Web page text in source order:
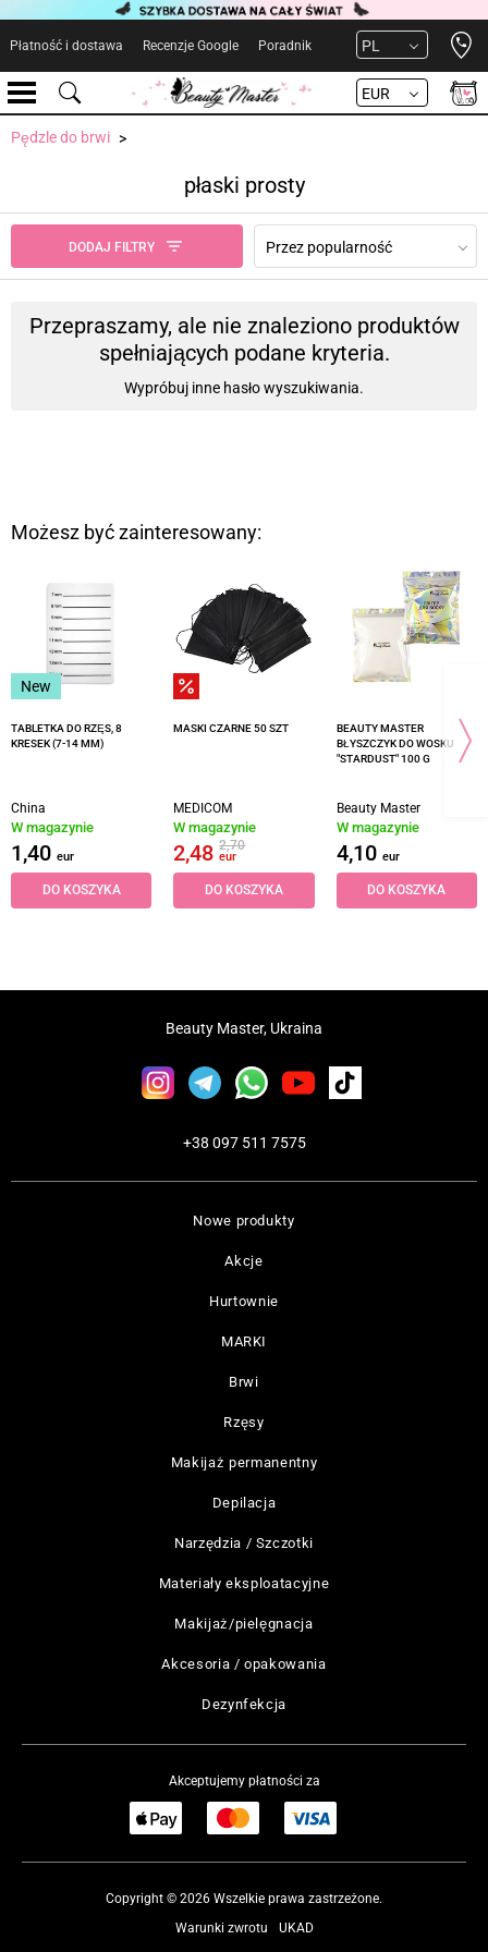
Płatność i dostawa Recenzje Google Poradnik PL
EUR
Pędzle do brwi
płaski prosty
DODAJ FILTRY Przez popularność
Przepraszamy, ale nie znaleziono produktów
spełniających podane kryteria.
Wypróbuj inne hasło wyszukiwania.
Możesz być zainteresowany:
New
TABLETKA DO RZĘS, 8
KRESEK (7-14 MM)
China
W magazynie
1,40 eur
DO KOSZYKA
MASKI CZARNE 50 SZT
MEDICOM
W magazynie
2,482,70
eur
DO KOSZYKA
BEAUTY MASTER
BŁYSZCZYK DO WOSKU
"STARDUST" 100 G
Beauty Master
W magazynie
4,10 eur
DO KOSZYKA
Nowe produkty
Akcje
Hurtownie
MARKI
Brwi
Rzęsy
Makijaż permanentny
Depilacja
Narzędzia / Szczotki
Materiały eksploatacyjne
Makijaż/pielęgnacja
Akcesoria / opakowania
Dezynfekcja
Beauty Master, Ukraina
+38 097 511 7575
Akceptujemy płatności za
Copyright © 2026 Wszelkie prawa zastrzeżone.
UKAD
Warunki zwrotu